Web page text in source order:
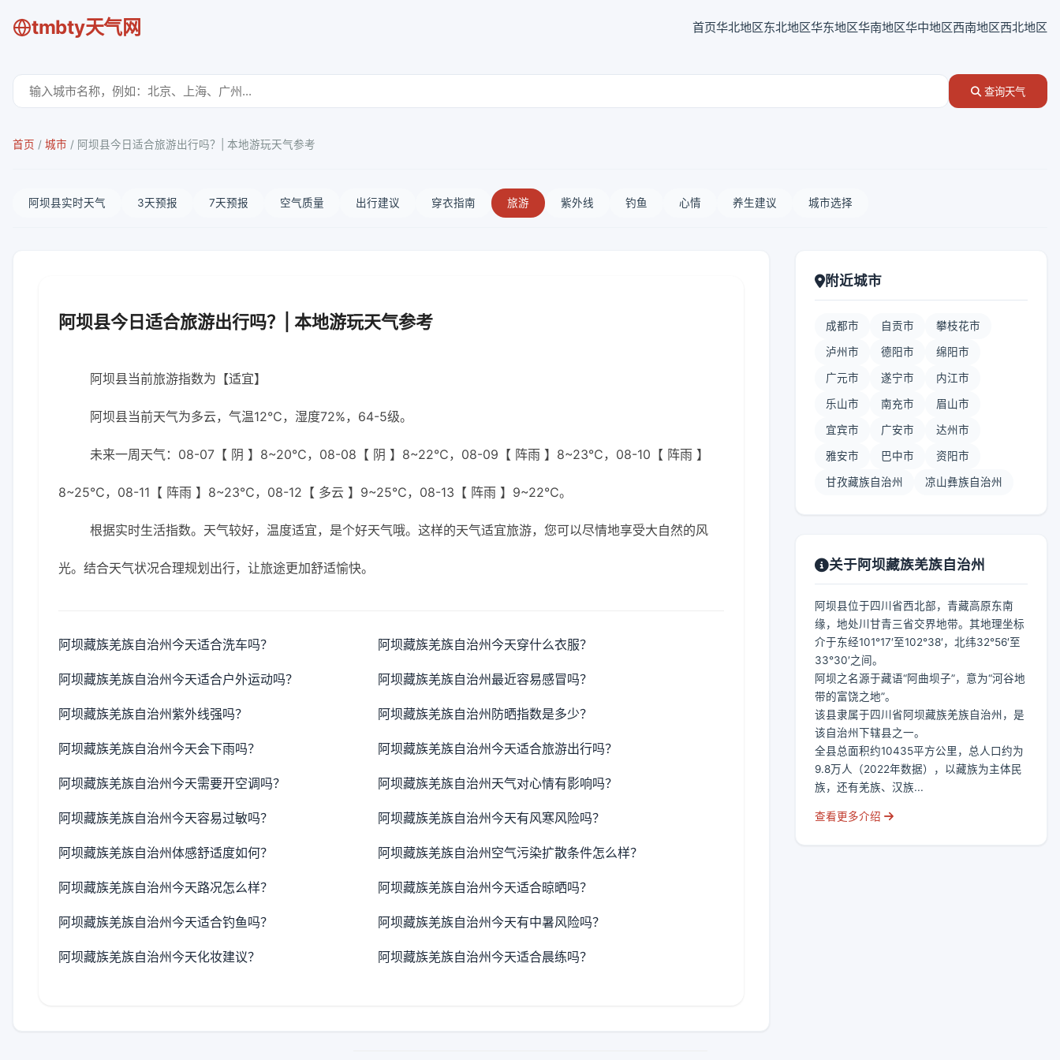
tmbty天气网 首页华北地区东北地区华东地区华南地区华中地区西南地区西北地区
查询天气
首页 / 城市 / 阿坝县今日适合旅游出行吗？| 本地游玩天气参考
阿坝县实时天气 3天预报 7天预报 空气质量 出行建议 穿衣指南 旅游 紫外线 钓鱼 心情 养生建议 城市选择
阿坝县今日适合旅游出行吗？| 本地游玩天气参考
阿坝县当前旅游指数为【适宜】
阿坝县当前天气为多云，气温12℃，湿度72%，64-5级。
未来一周天气：08-07【 阴 】8~20℃，08-08【 阴 】8~22℃，08-09【 阵雨 】8~23℃，08-10【 阵雨 】
8~25℃，08-11【 阵雨 】8~23℃，08-12【 多云 】9~25℃，08-13【 阵雨 】9~22℃。
根据实时生活指数。天气较好，温度适宜，是个好天气哦。这样的天气适宜旅游，您可以尽情地享受大自然的风
光。结合天气状况合理规划出行，让旅途更加舒适愉快。
阿坝藏族羌族自治州今天适合洗车吗？ 阿坝藏族羌族自治州今天穿什么衣服？
阿坝藏族羌族自治州今天适合户外运动吗？ 阿坝藏族羌族自治州最近容易感冒吗？
阿坝藏族羌族自治州紫外线强吗？ 阿坝藏族羌族自治州防晒指数是多少？
阿坝藏族羌族自治州今天会下雨吗？ 阿坝藏族羌族自治州今天适合旅游出行吗？
阿坝藏族羌族自治州今天需要开空调吗？ 阿坝藏族羌族自治州天气对心情有影响吗？
阿坝藏族羌族自治州今天容易过敏吗？ 阿坝藏族羌族自治州今天有风寒风险吗？
阿坝藏族羌族自治州体感舒适度如何？ 阿坝藏族羌族自治州空气污染扩散条件怎么样？
阿坝藏族羌族自治州今天路况怎么样？ 阿坝藏族羌族自治州今天适合晾晒吗？
阿坝藏族羌族自治州今天适合钓鱼吗？ 阿坝藏族羌族自治州今天有中暑风险吗？
阿坝藏族羌族自治州今天化妆建议？ 阿坝藏族羌族自治州今天适合晨练吗？
附近城市
成都市 自贡市 攀枝花市
泸州市 德阳市 绵阳市
广元市 遂宁市 内江市
乐山市 南充市 眉山市
宜宾市 广安市 达州市
雅安市 巴中市 资阳市
甘孜藏族自治州 凉山彝族自治州
关于阿坝藏族羌族自治州
阿坝县位于四川省西北部，青藏高原东南
缘，地处川甘青三省交界地带。其地理坐标
介于东经101°17′至102°38′，北纬32°56′至
33°30′之间。
阿坝之名源于藏语“阿曲坝子”，意为“河谷地
带的富饶之地”。
该县隶属于四川省阿坝藏族羌族自治州，是
该自治州下辖县之一。
全县总面积约10435平方公里，总人口约为
9.8万人（2022年数据），以藏族为主体民
族，还有羌族、汉族...
查看更多介绍